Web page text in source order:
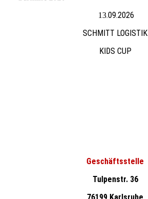
13.09.2026
SCHMITT LOGISTIK
KIDS CUP
Geschäftsstelle
Tulpenstr. 36